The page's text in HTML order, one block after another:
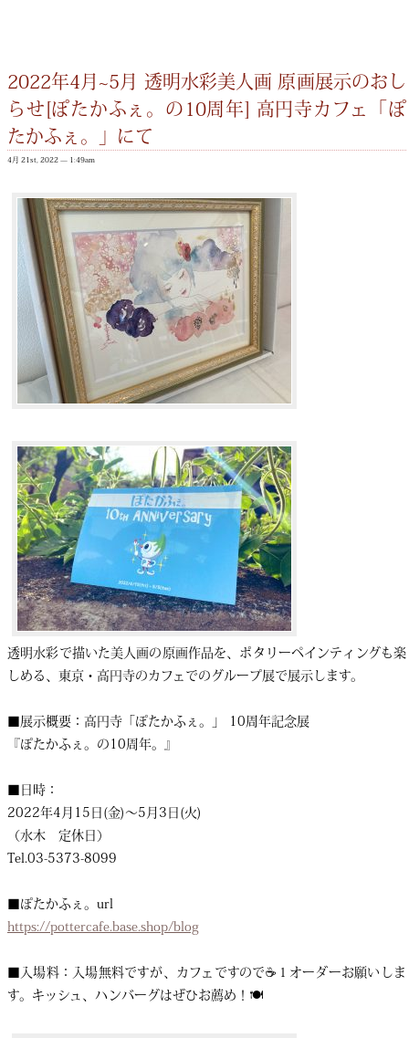
2022年4月~5月 透明水彩美人画 原画展示のおし
らせ[ぽたかふぇ。の10周年] 高円寺カフェ「ぽ
たかふぇ。」にて
4月 21st, 2022 — 1:49am
透明水彩で描いた美人画の原画作品を、ポタリーペインティングも楽
しめる、東京・高円寺のカフェでのグループ展で展示します。
■展示概要：高円寺「ぽたかふぇ。」 10周年記念展
『ぽたかふぇ。の10周年。』
■日時：
2022年4月15日(金)〜5月3日(火)
（水木 定休日）
Tel.03-5373-8099
■ぽたかふぇ。url
https://pottercafe.base.shop/blog
■入場料：入場無料ですが、カフェですので☕️１オーダーお願いしま
す。キッシュ、ハンバーグはぜひお薦め！🍽